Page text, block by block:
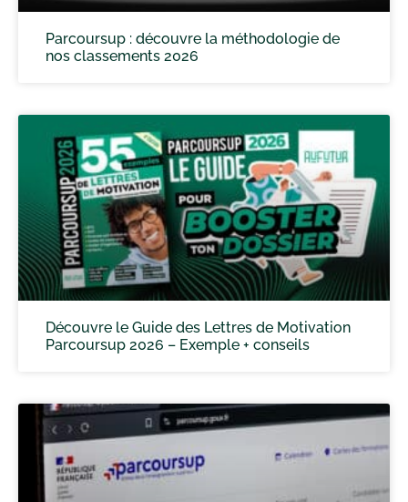
Parcoursup : découvre la méthodologie de
nos classements 2026
Découvre le Guide des Lettres de Motivation
Parcoursup 2026 – Exemple + conseils